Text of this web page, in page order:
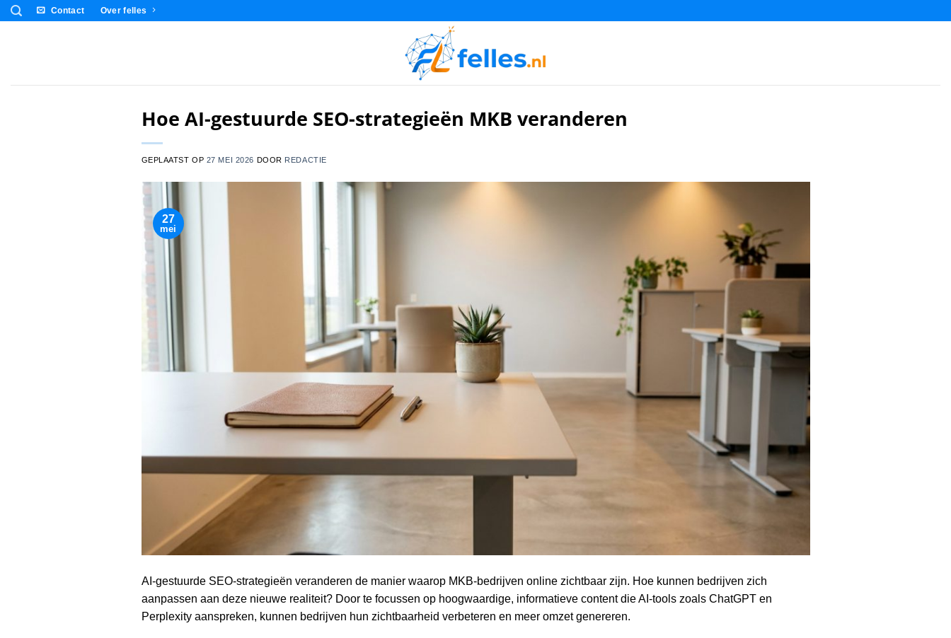
Ga
Contact Over felles
Hoe AI-gestuurde SEO-strategieën MKB veranderen
GEPLAATST OP 27 MEI 2026 DOOR REDACTIE
27
mei
AI-gestuurde SEO-strategieën veranderen de manier waarop MKB-bedrijven online zichtbaar zijn. Hoe kunnen bedrijven zich
aanpassen aan deze nieuwe realiteit? Door te focussen op hoogwaardige, informatieve content die AI-tools zoals ChatGPT en
Perplexity aanspreken, kunnen bedrijven hun zichtbaarheid verbeteren en meer omzet genereren.